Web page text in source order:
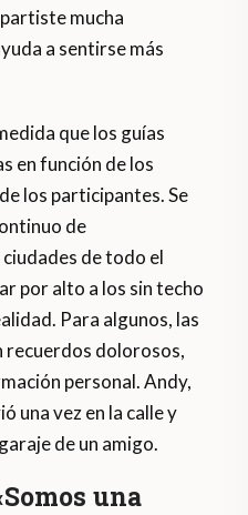
mucha
a sentirse más
que los guías
en función de los
los participantes. Se
de
de todo el
por alto a los sin techo
Para algunos, las
recuerdos dolorosos,
personal. Andy,
una vez en la calle y
de un amigo.
una